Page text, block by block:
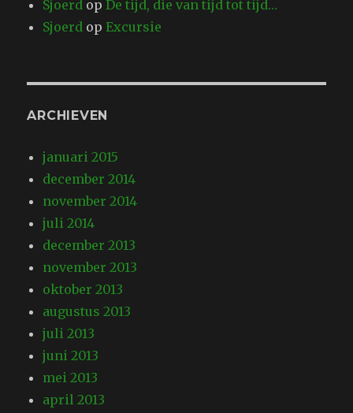
Sjoerd opDe tijd, die van tijd tot tijd…
Sjoerd opExcursie
ARCHIEVEN
januari 2015
december 2014
november 2014
juli 2014
december 2013
november 2013
oktober 2013
augustus 2013
juli 2013
juni 2013
mei 2013
april 2013